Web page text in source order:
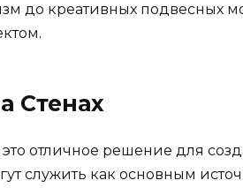
до креативных подвесных
Стенах
отличное решение для
служить как основным